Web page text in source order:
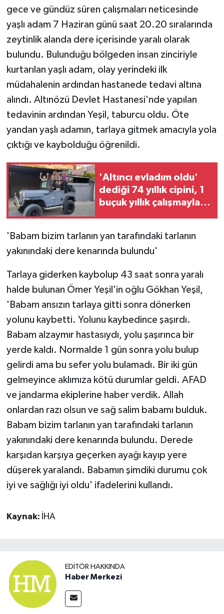
gece ve gündüz süren çalışmaları neticesinde
yaşlı adam 7 Haziran günü saat 20.20 sıralarında
zeytinlik alanda dere içerisinde yaralı olarak
bulundu. Bulunduğu bölgeden insan zinciriyle
kurtarılan yaşlı adam, olay yerindeki ilk
müdahalenin ardından hastanede tedavi altına
alındı. Altınözü Devlet Hastanesi'nde yapılan
tedavinin ardından Yeşil, taburcu oldu. Öte
yandan yaşlı adamın, tarlaya gitmek amacıyla yola
çıktığı ve kaybolduğu öğrenildi.
'Altıncı evladım oldu'
dediği 74 yıllık cipini, 1
buçuk yıllık çalışmayla
'Babam bizim tarlanın yan tarafındaki tarlanın
yakınındaki dere kenarında bulundu'
Tarlaya giderken kaybolup 43 saat sonra yaralı
halde bulunan Ömer Yeşil'in oğlu Gökhan Yeşil,
'Babam ansızın tarlaya gitti sonra dönerken
yolunu kaybetti. Yolunu kaybedince şaşırdı.
Babam alzaymır hastasıydı, yolu şaşırınca bir
yerde kaldı. Normalde 1 gün sonra yolu bulup
gelirdi ama bu sefer yolu bulamadı. Bir iki gün
gelmeyince aklımıza kötü durumlar geldi. AFAD
ve jandarma ekiplerine haber verdik. Allah
onlardan razı olsun ve sağ salim babamı bulduk.
Babam bizim tarlanın yan tarafındaki tarlanın
yakınındaki dere kenarında bulundu. Derede
karşıdan karşıya geçerken ayağı kayıp yere
düşerek yaralandı. Babamın şimdiki durumu çok
iyi ve sağlığı iyi oldu' ifadelerini kullandı.
Kaynak: İHA
EDITÖR HAKKINDA
Haber Merkezi